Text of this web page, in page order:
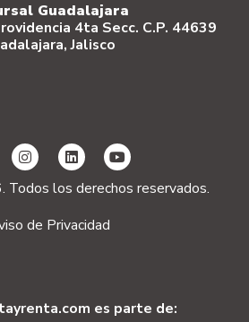
Guadalajara
4ta Secc. C.P. 44639
Jalisco
los derechos reservados.
de Privacidad
es parte de: